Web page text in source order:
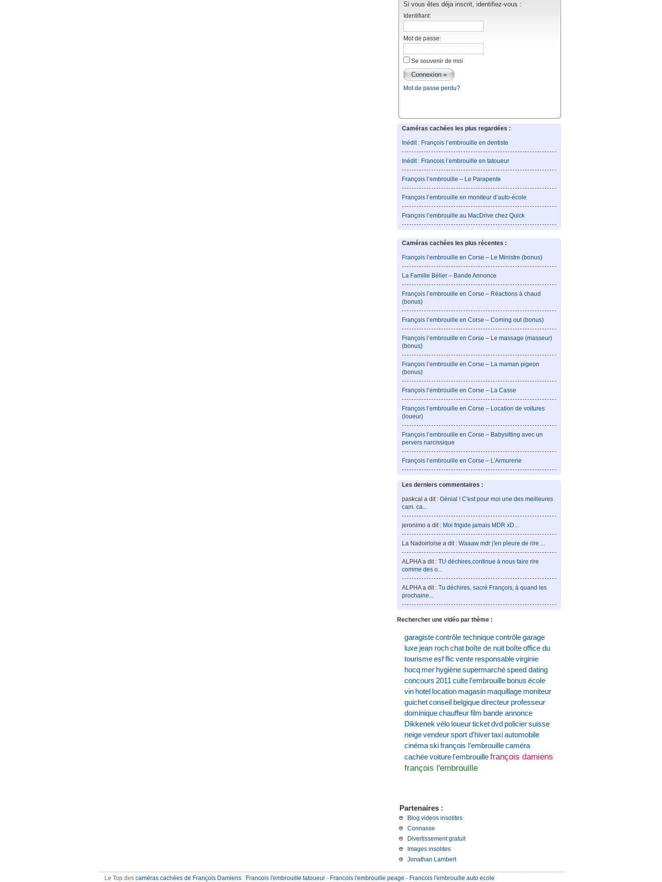
Si vous êtes déja inscrit, identifiez-vous :
Identifiant:
Mot de passe:
Se souvenir de moi
Mot de passe perdu?
Caméras cachées les plus regardées :
Inédit : François l’embrouille en dentiste
Inédit : Francois l’embrouille en tatoueur
François l’embrouille – Le Parapente
François l’embrouille en moniteur d’auto-école
François l’embrouille au MacDrive chez Quick
Caméras cachées les plus récentes :
François l’embrouille en Corse – Le Ministre (bonus)
La Famille Bélier – Bande Annonce
François l’embrouille en Corse – Réactions à chaud
(bonus)
François l’embrouille en Corse – Coming out (bonus)
François l’embrouille en Corse – Le massage (masseur)
(bonus)
François l’embrouille en Corse – La maman pigeon
(bonus)
François l’embrouille en Corse – La Casse
François l’embrouille en Corse – Location de voitures
(loueur)
François l’embrouille en Corse – Babysitting avec un
pervers narcissique
François l’embrouille en Corse – L’Armurerie
Les derniers commentaires :
paskcal a dit : Génial ! C'est pour moi une des meilleures
cam. ca...
jeronimo a dit : Moi frigide jamais MDR xD...
La Nadoirloise a dit : Waaaw mdr j'en pleure de rire ...
ALPHA a dit : TU déchires,continue à nous faire rire
comme des o...
ALPHA a dit : Tu déchires, sacré François, à quand les
prochaine...
Rechercher une vidéo par thème :
garagistecontrôle techniquecontrôlegarage
luxe jean rochchat boîte de nuit boîteoffice du
tourismeesfflic vente responsablevirginie
hocq mer hygiènesupermarchéspeed dating
concours 2011 culte l’embrouille bonus école
vin hotel location magasin maquillage moniteur
guichetconseil belgiquedirecteur professeur
dominiquechauffeurfilm bande annonce
Dikkenek vélo loueurticketdvd policiersuisse
neigevendeursport d'hivertaxiautomobile
cinémaskifrançois l’embrouillecaméra
cachéevoiture l'embrouillefrançois damiens
françois l'embrouille
Partenaires :
Blog videos insolites
Connasse
Divertissement gratuit
Images insolites
Jonathan Lambert
Le Top des caméras cachées de François Damiens : Francois l'embrouille tatoueur - Francois l'embrouille peage - Francois l'embrouille auto ecole